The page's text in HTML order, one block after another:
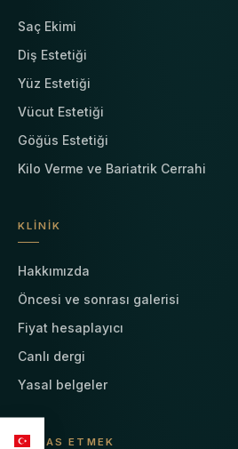
Saç Ekimi
Diş Estetiği
Yüz Estetiği
Vücut Estetiği
Göğüs Estetiği
Kilo Verme ve Bariatrik Cerrahi
KLINIK
Hakkımızda
Öncesi ve sonrası galerisi
Fiyat hesaplayıcı
Canlı dergi
Yasal belgeler
TEMAS ETMEK